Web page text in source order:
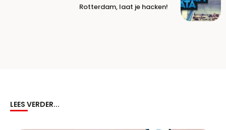
Rotterdam, laat je hacken!
LEES VERDER...